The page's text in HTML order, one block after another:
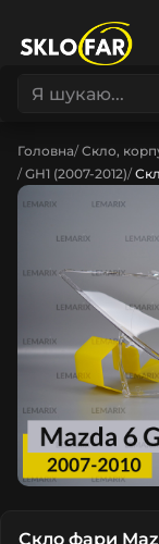
Головна Скло,
GH1 (2007-2012)
Скло фари